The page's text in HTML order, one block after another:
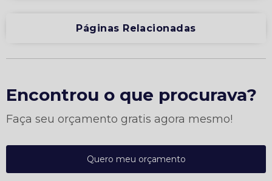
Páginas Relacionadas
Encontrou o que procurava?
Faça seu orçamento gratis agora mesmo!
Quero meu orçamento